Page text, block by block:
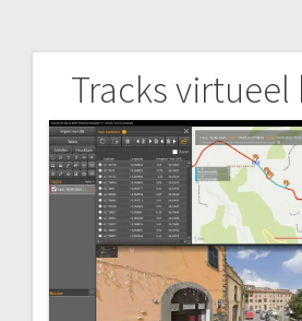
Tracks virtueel
Bericht
navigatie